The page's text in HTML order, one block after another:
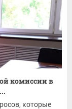
комиссии в
которые